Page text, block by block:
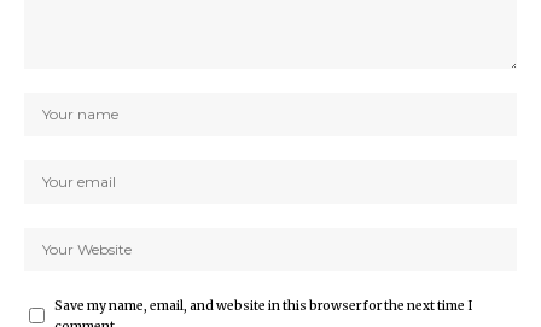
Save my name, email, and website in this browser for the next time I